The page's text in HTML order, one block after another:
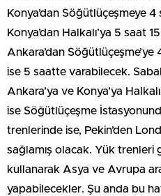
Konya’dan Söğütlüçeşmeye
Konya’dan Halkalı’ya 5 saat
Ankara’dan Söğütlüçeşme’ye
ise 5 saatte varabilecek.
Ankara’ya ve Konya’ya
ise Söğütlüçeşme
trenlerinde ise, Pekin’den
sağlamış olacak. Yük trenleri
kullanarak Asya ve Avrupa
yapabilecekler. Şu anda bu